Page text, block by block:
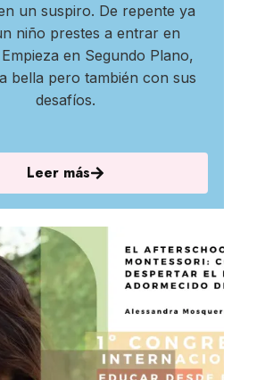
un suspiro. De repente ya
niño prestes a entrar en
en Segundo Plano,
bella pero también con sus
desafíos.
Leer más